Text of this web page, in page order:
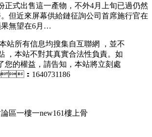
式出售這一產物，不外4月上旬已過仍然
。但近來屏幕供給鏈征詢公司首席施行官在
果無望在6月…
本站所有信息均搜集自互聯網 ，並不
，本站不對其真實合法性負責。如
的權益 ，請告知 ，本站將立刻處
：1640731186
區一樓一new161樓上骨